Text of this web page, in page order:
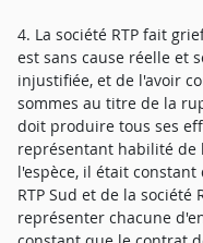
4. La société RTP fait
est sans cause réelle et
injustifiée, et de l'avoir
sommes au titre de la
doit produire tous ses
représentant habilité de
l'espèce, il était
RTP Sud et de la
représenter chacune